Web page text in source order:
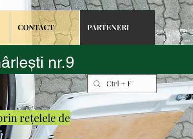
CONTACT PARTENERI
nr.9
rețelele de